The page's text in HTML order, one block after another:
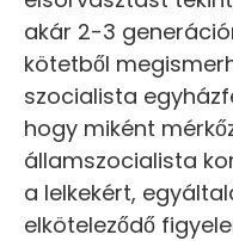
akár 2-3
kötetből
szocialista
hogy miként
államszocialista
a lelkekért,
elköteleződő